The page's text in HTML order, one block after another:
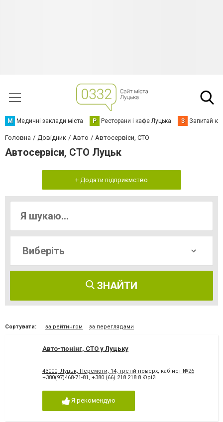
М Медичні заклади міста Р Ресторани і кафе Луцька З Запитай
Головна Довідник Авто Автосервіси, СТО
Автосервіси, СТО Луцьк
+ Додати підприємство
ЗНАЙТИ
Сортувати: за рейтингом за переглядами
Авто-тюнінг, СТО у Луцьку
43000, Луцьк, Перемоги, 14, третій поверх, кабінет №26
+380(97)468-71-81 , +380 (66) 218 218 8 Юрій
Я рекомендую